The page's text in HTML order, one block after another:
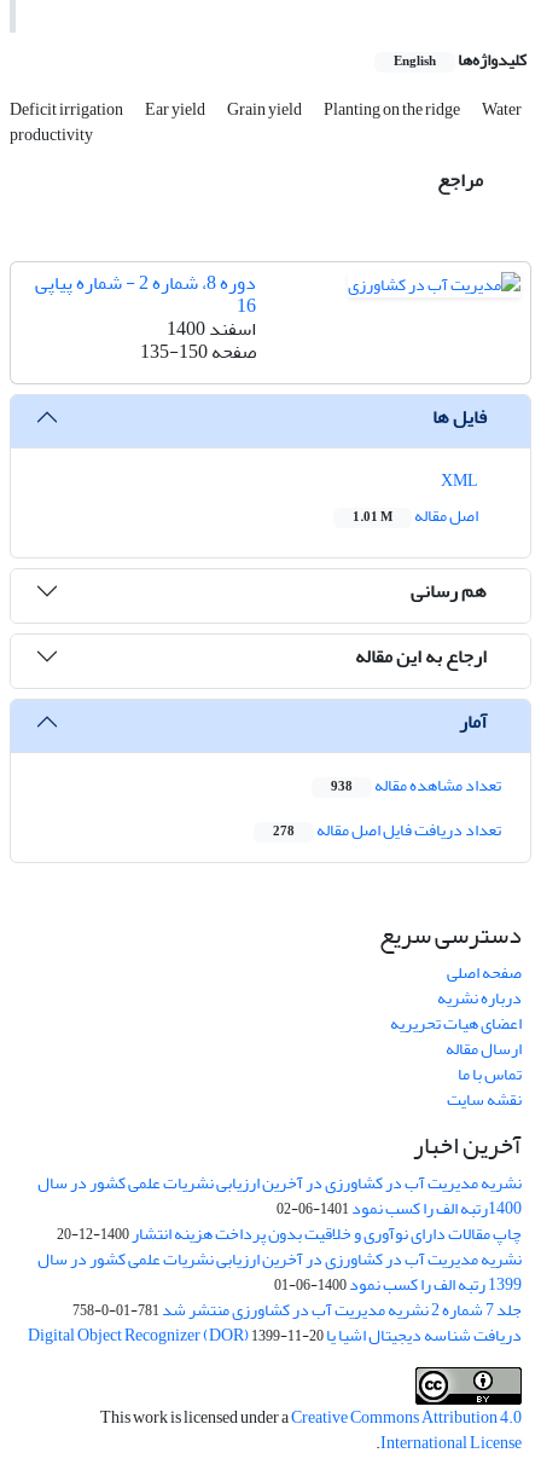
کلیدواژه‌ها English
Deficit irrigation Ear yield Grain yield Planting on the ridge Water
productivity
مراجع
دوره 8، شماره 2 - شماره پیاپی
16
اسفند 1400
صفحه135-150
فایل ها
اصل مقاله
1.01 M
هم رسانی
ارجاع به این مقاله
آمار
تعداد مشاهده مقاله 938
تعداد دریافت فایل اصل مقاله 278
دسترسی سریع
صفحه اصلی
درباره نشریه
اعضای هیات تحریریه
ارسال مقاله
تماس با ما
نقشه سایت
آخرین اخبار
نشریه مدیریت آب در کشاورزی در آخرین ارزیابی نشریات علمی کشور در سال
1400رتبه الف را کسب نمود 1401-06-02
چاپ مقالات دارای نوآوری و خلاقیت بدون پرداخت هزینه انتشار1400-12-20
نشریه مدیریت آب در کشاورزی در آخرین ارزیابی نشریات علمی کشور در سال
1399 رتبه الف را کسب نمود 1400-06-01
جلد 7 شماره 2 نشریه مدیریت آب در کشاورزی منتشر شد 781-01-0-758
دریافت شناسه دیجیتال اشیا یا Digital Object Recognizer (DOR)1399-11-20
This work is licensed under aCreative Commons Attribution 4.0
International License
.